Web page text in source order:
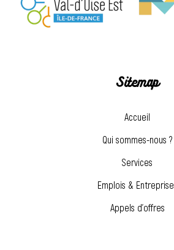
Sitemap
Accueil
Qui sommes-nous ?
Services
Emplois &
Appels d’offres